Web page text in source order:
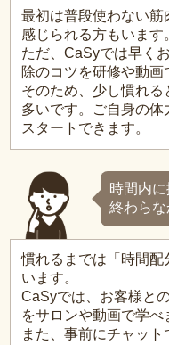
最初は普段使わない
感じられる方もいます
ただ、CaSyでは早く
除のコツを研修や動画
そのため、少し慣れ
多いです。ご自身の体
スタートできます。
時間内
終わら
慣れるまでは「時間配
います。
CaSyでは、お客様と
をサロンや動画で学べ
また、事前にチャッ